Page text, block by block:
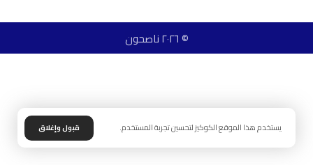
© ٢٠٢٦ ناصحون
يستخدم هذا الموقع الكوكيز لتحسين تجربة المستخدم. قبول وإغلاق